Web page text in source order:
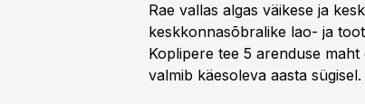
Rae vallas algas väikese ja
keskkonnasõbralike lao- ja
Koplipere tee 5 arenduse
valmib käesoleva aasta sügisel.